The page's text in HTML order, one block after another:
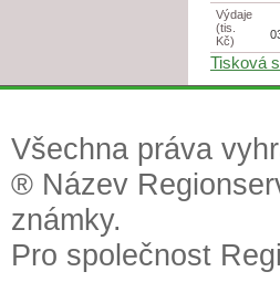
Výdaje
(tis.
Kč)
Tisková
Všechna práva
® Název
známky.
Pro společnost